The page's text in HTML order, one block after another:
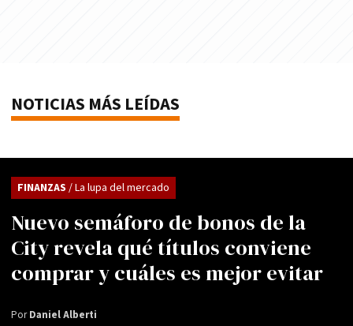
NOTICIAS MÁS LEÍDAS
Nuevo semáforo de bonos de la
City revela qué títulos conviene
comprar y cuáles es mejor evitar
FINANZAS / La lupa del mercado
PorDaniel Alberti